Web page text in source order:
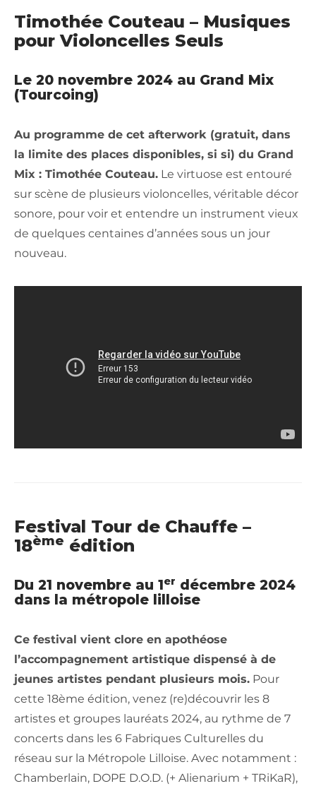
Timothée Couteau – Musiques
pour Violoncelles Seuls
Le 20 novembre 2024 au Grand Mix
(Tourcoing)
Au programme de cet afterwork (gratuit, dans
la limite des places disponibles, si si) du Grand
Mix : Timothée Couteau. Le virtuose est entouré
sur scène de plusieurs violoncelles, véritable décor
sonore, pour voir et entendre un instrument vieux
de quelques centaines d’années sous un jour
nouveau.
Festival Tour de Chauffe –
18ème édition
Du 21 novembre au 1er décembre 2024
dans la métropole lilloise
Ce festival vient clore en apothéose
l’accompagnement artistique dispensé à de
jeunes artistes pendant plusieurs mois. Pour
cette 18ème édition, venez (re)découvrir les 8
artistes et groupes lauréats 2024, au rythme de 7
concerts dans les 6 Fabriques Culturelles du
réseau sur la Métropole Lilloise. Avec notamment :
Chamberlain, DOPE D.O.D. (+ Alienarium + TRiKaR),